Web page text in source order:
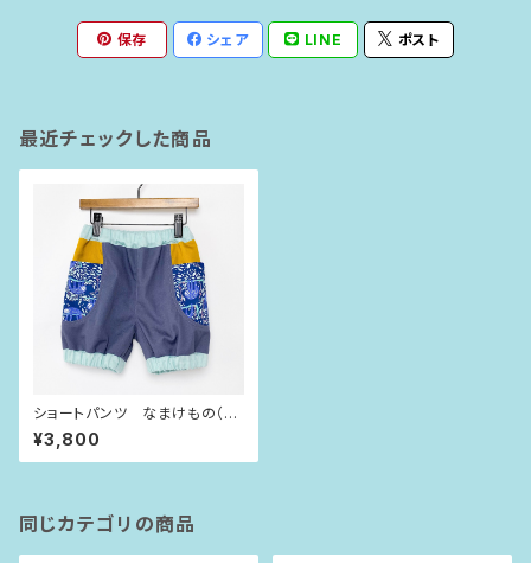
保存 シェア LINE ポスト
最近チェックした商品
ショートパンツ なまけもの（9
0size）
¥3,800
同じカテゴリの商品